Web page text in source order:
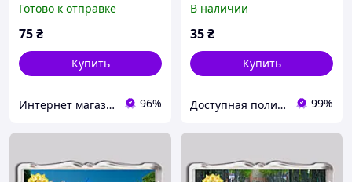
Готово к отправке
75₴
Купить
Интернет магазин Мир подарков 96%
(16047)
В наличии
35₴
Купить
Доступная полиграфия в городе Кропивницком 99%